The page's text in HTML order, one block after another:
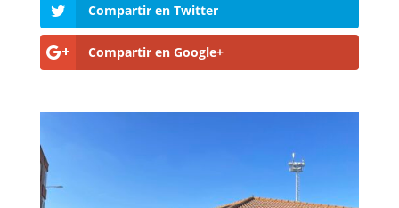
Compartir en Twitter
Compartir en Google+